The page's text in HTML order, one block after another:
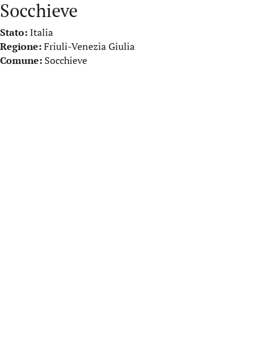
Socchieve
Stato:Italia
Regione:Friuli-Venezia Giulia
Comune: Socchieve